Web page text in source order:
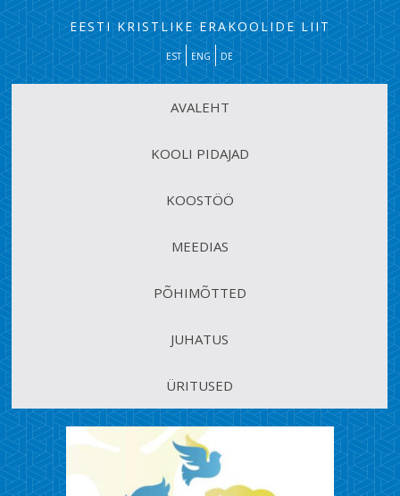
EESTI KRISTLIKE ERAKOOLIDE LIIT
EST ENG DE
AVALEHT
KOOLI PIDAJAD
KOOSTÖÖ
MEEDIAS
PÕHIMÕTTED
JUHATUS
ÜRITUSED